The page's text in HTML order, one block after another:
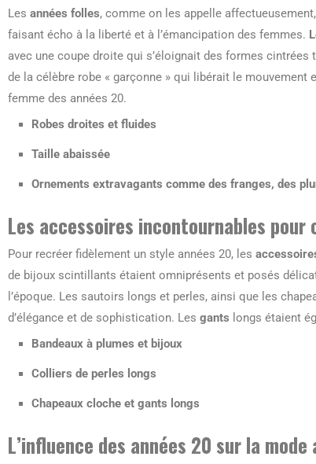
Les années folles, comme on les appelle
faisant écho à la liberté et à l’émancipation des femmes.
avec une coupe droite qui s’éloignait des formes
de la célèbre robe « garçonne » qui libérait le mouvement
femme des années 20.
Robes droites et fluides
Taille abaissée
Ornements extravagants comme des franges, des
Les accessoires incontournables
Pour recréer fidèlement un style années 20, les
de bijoux scintillants étaient omniprésents et posés
l’époque. Les sautoirs longs et perles, ainsi que les
d’élégance et de sophistication. Les gants longs étaient
Bandeaux à plumes et bijoux
Colliers de perles longs
Chapeaux cloche et gants longs
L’influence des années 20 sur la